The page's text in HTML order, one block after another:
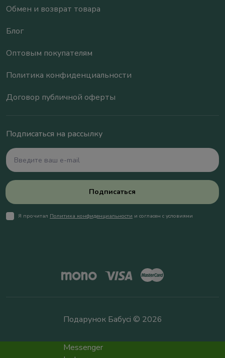
Обмен и возврат товара
Блог
Оптовым покупателям
Политика конфиденциальности
Договор публичной оферты
Подписаться на рассылку
Подписаться
Я прочитал Политика конфиденциальности и согласен с условиями
Подарунок Бабусі © 2026
Messenger